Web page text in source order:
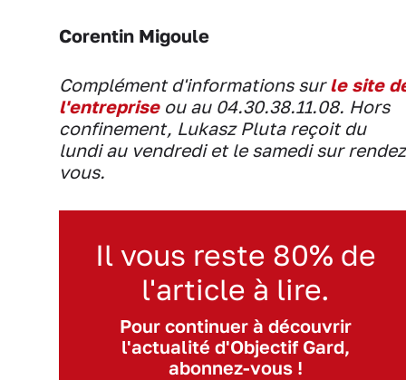
Corentin Migoule
Complément d'informations surle site
l'entrepriseou au 04.30.38.11.08. Hors
confinement, Lukasz Pluta reçoit du
lundi au vendredi et le samedi sur
vous.
Il vous reste 80% de
l'article à lire.
Pour continuer à découvrir
l'actualité d'Objectif Gard,
abonnez-vous !